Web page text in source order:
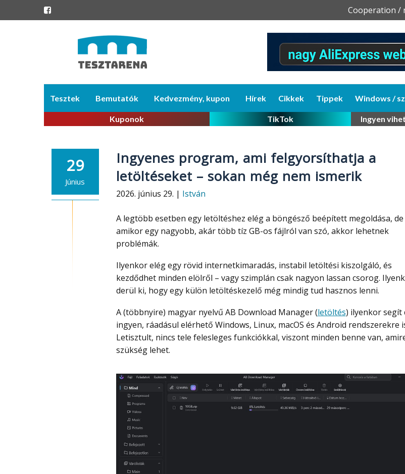
Skip
Cooperation /
content
Tesztek Bemutatók Kedvezmény, kupon Hírek Cikkek Tippek Windows /
Kuponok TikTok Ingyen
29
Június
Ingyenes program, ami felgyorsíthatja a
letöltéseket – sokan még nem ismerik
2026. június 29. | István
A legtöbb esetben egy letöltéshez elég a böngésző beépített megoldása, de
amikor egy nagyobb, akár több tíz GB-os fájlról van szó, akkor lehetnek
problémák.
Ilyenkor elég egy rövid internetkimaradás, instabil letöltési kiszolgáló, és
kezdődhet minden elölről – vagy szimplán csak nagyon lassan csorog.
derül ki, hogy egy külön letöltéskezelő még mindig tud hasznos lenni.
A (többnyire) magyar nyelvű AB Download Manager (letöltés) ilyenkor segít
ingyen, ráadásul elérhető Windows, Linux, macOS és Android rendszerekre
Letisztult, nincs tele felesleges funkciókkal, viszont minden benne van,
szükség lehet.